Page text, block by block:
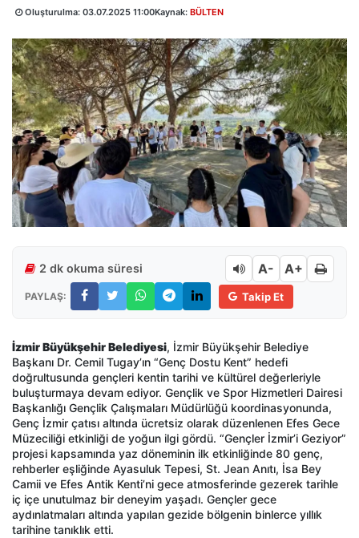
Oluşturulma: 03.07.2025 11:00Kaynak: BÜLTEN
2 dk okuma süresi A- A+
PAYLAŞ: Takip Et
İzmir Büyükşehir Belediyesi, İzmir Büyükşehir Belediye
Başkanı Dr. Cemil Tugay’ın “Genç Dostu Kent” hedefi
doğrultusunda gençleri kentin tarihi ve kültürel değerleriyle
buluşturmaya devam ediyor. Gençlik ve Spor Hizmetleri Dairesi
Başkanlığı Gençlik Çalışmaları Müdürlüğü koordinasyonunda,
Genç İzmir çatısı altında ücretsiz olarak düzenlenen Efes Gece
Müzeciliği etkinliği de yoğun ilgi gördü. “Gençler İzmir’i Geziyor”
projesi kapsamında yaz döneminin ilk etkinliğinde 80 genç,
rehberler eşliğinde Ayasuluk Tepesi, St. Jean Anıtı, İsa Bey
Camii ve Efes Antik Kenti’ni gece atmosferinde gezerek tarihle
iç içe unutulmaz bir deneyim yaşadı. Gençler gece
aydınlatmaları altında yapılan gezide bölgenin binlerce yıllık
tarihine tanıklık etti.